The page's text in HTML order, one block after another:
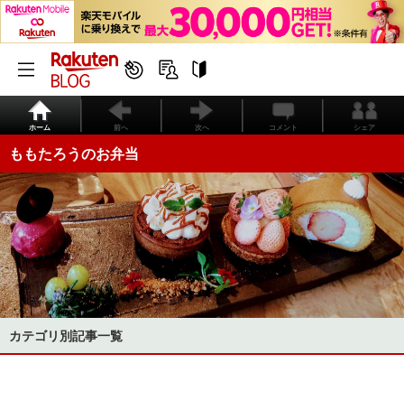
ホーム 前へ 次へ コメント シェア
ももたろうのお弁当
カテゴリ別記事一覧